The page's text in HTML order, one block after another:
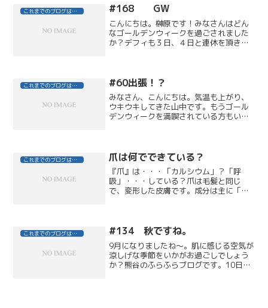
のパーマスタイルで、またガ...
これまでのブログはこちら #168 GW
こんにちは。榊原です！みなさんはどん
なゴールデンウィークを過ごされました
か？デフィも３日、４日と連休を頂きま
ってから一度も行っていな...
これまでのブログはこちら #60出張！？
みなさん、こんにちは。気温も上がり、
ウキウキしてきた山中です。もうゴール
デンウィークを満喫されている方もいら
か...？？２連休といえば...
これまでのブログはこちら 爪は何でできている？
『爪』は・・・「カルシウム」？「呼
吸」・・・している？爪は毛髪と同じ
で、変形した皮膚です。成分は主に「ケ
いる生きた細胞（爪母と言いま...
これまでのブログはこちら #134 秋ですね。
9月になりましたね～。肌に感じる空気が
涼しげな季節をいかがお過ごしでしょう
か？熊谷のふらふらブログです。10日間